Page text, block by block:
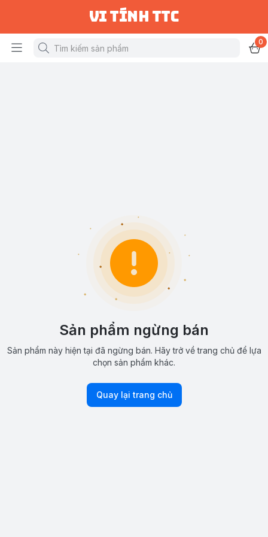
vi tính ttc
0
Sản phẩm ngừng bán
Sản phẩm này hiện tại đã ngừng bán. Hãy trở về trang chủ để lựa
chọn sản phẩm khác.
Quay lại trang chủ